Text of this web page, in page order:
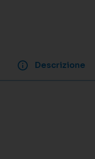
Descrizione